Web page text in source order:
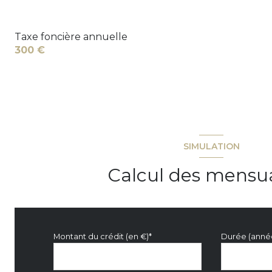
Taxe foncière annuelle
300 €
SIMULATION
Calcul des
Montant du crédit (en €)* Durée